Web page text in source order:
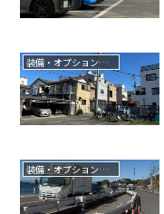
装備・オプション・用途
装備・オプション・用途